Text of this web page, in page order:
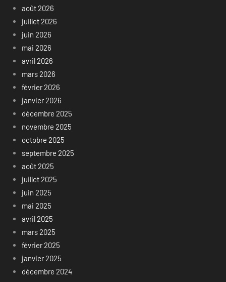
août 2026
juillet 2026
juin 2026
mai 2026
avril 2026
mars 2026
février 2026
janvier 2026
décembre 2025
novembre 2025
octobre 2025
septembre 2025
août 2025
juillet 2025
juin 2025
mai 2025
avril 2025
mars 2025
février 2025
janvier 2025
décembre 2024